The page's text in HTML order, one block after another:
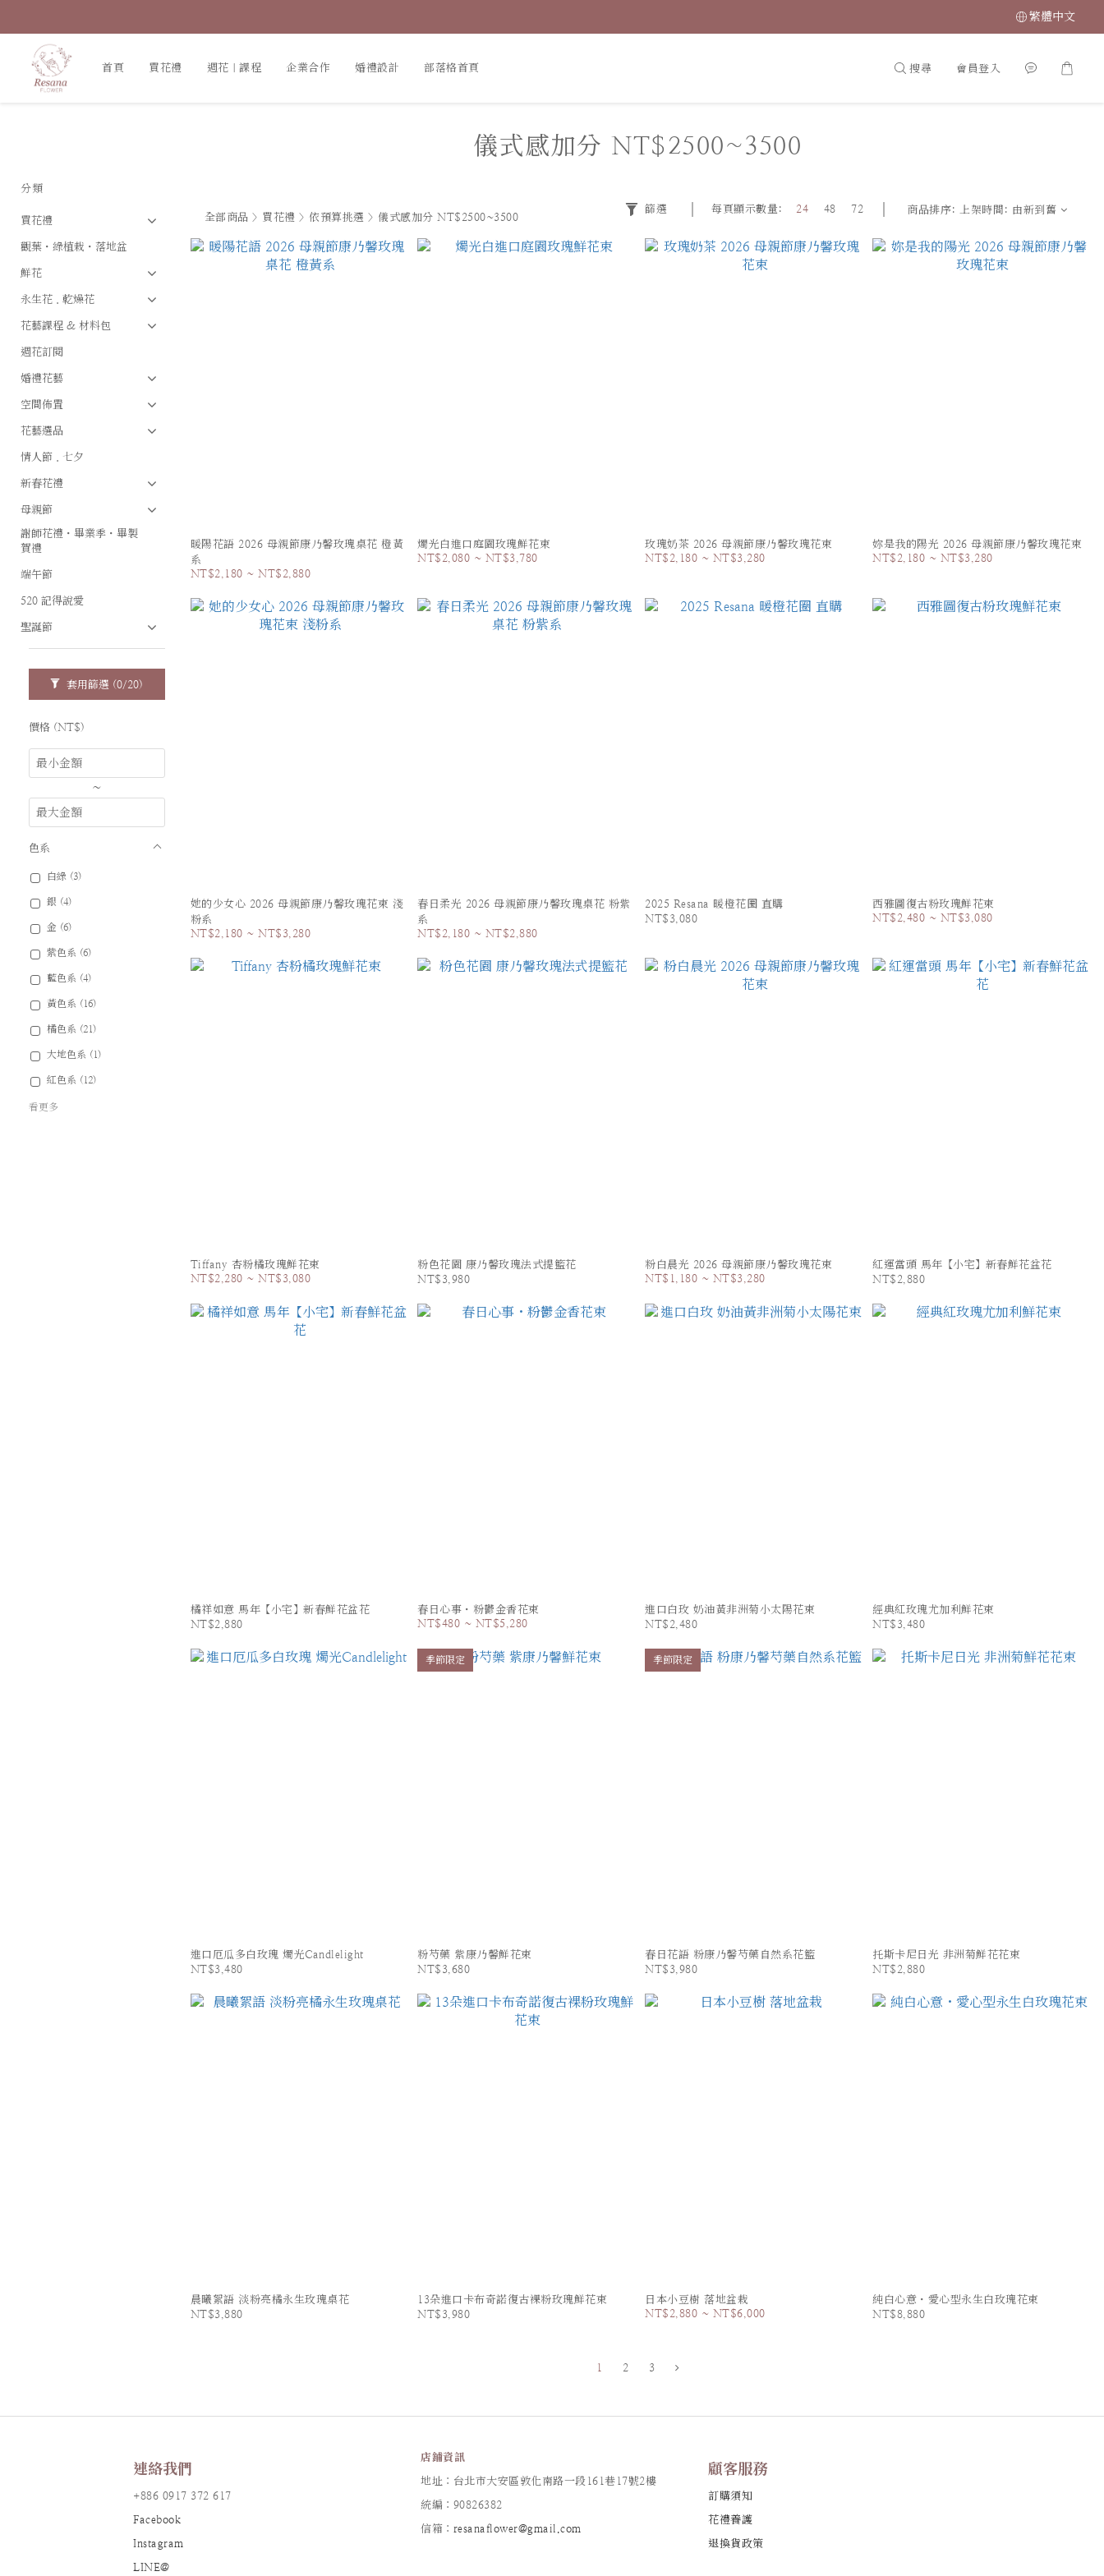
繁體中文
首頁 買花禮 週花｜課程 企業合作 婚禮設計 部落格首頁 搜尋 會員登入
分類
買花禮
觀葉・綠植栽・落地盆
鮮花
永生花．乾燥花
花藝課程 & 材料包
週花訂閱
婚禮花藝
空間佈置
花藝選品
情人節．七夕
新春花禮
母親節
謝師花禮・畢業季・畢製
賀禮
端午節
520 記得說愛
聖誕節
套用篩選 (0/20)
價格 (NT$)
~
色系
白綠 (3)
銀 (4)
金 (6)
紫色系 (6)
藍色系 (4)
黃色系 (16)
橘色系 (21)
大地色系 (1)
紅色系 (12)
看更多
儀式感加分 NT$2500~3500
全部商品 > 買花禮 >依預算挑選 >儀式感加分 NT$2500~3500
篩選 每頁顯示數量: 24 48 72 商品排序: 上架時間: 由新到舊
暖陽花語 2026 母親節康乃馨玫瑰桌花 橙黃
系
NT$2,180 ~ NT$2,880
燭光白進口庭園玫瑰鮮花束
NT$2,080 ~ NT$3,780
玫瑰奶茶 2026 母親節康乃馨玫瑰花束
NT$2,180 ~ NT$3,280
妳是我的陽光 2026 母親節康乃馨玫瑰花束
NT$2,180 ~ NT$3,280
她的少女心 2026 母親節康乃馨玫瑰花束 淺
粉系
NT$2,180 ~ NT$3,280
春日柔光 2026 母親節康乃馨玫瑰桌花 粉紫
系
NT$2,180 ~ NT$2,880
2025 Resana 暖橙花圈 直購
NT$3,080
西雅圖復古粉玫瑰鮮花束
NT$2,480 ~ NT$3,080
Tiffany 杏粉橘玫瑰鮮花束
NT$2,280 ~ NT$3,080
粉色花園 康乃馨玫瑰法式提籃花
NT$3,980
粉白晨光 2026 母親節康乃馨玫瑰花束
NT$1,180 ~ NT$3,280
紅運當頭 馬年【小宅】新春鮮花盆花
NT$2,880
橘祥如意 馬年【小宅】新春鮮花盆花
NT$2,880
春日心事・粉鬱金香花束
NT$480 ~ NT$5,280
進口白玫 奶油黃非洲菊小太陽花束
NT$2,480
經典紅玫瑰尤加利鮮花束
NT$3,480
進口厄瓜多白玫瑰 燭光Candlelight
NT$3,480
季節限定
粉芍藥 紫康乃馨鮮花束
NT$3,680
季節限定
春日花語 粉康乃馨芍藥自然系花籃
NT$3,980
托斯卡尼日光 非洲菊鮮花花束
NT$2,880
晨曦絮語 淡粉亮橘永生玫瑰桌花
NT$3,880
13朵進口卡布奇諾復古裸粉玫瑰鮮花束
NT$3,980
日本小豆樹 落地盆栽
NT$2,880 ~ NT$6,000
純白心意・愛心型永生白玫瑰花束
NT$8,880
1 2 3
連絡我們
+886 0917 372 617
Facebook
Instagram
LINE@
店鋪資訊
地址：台北市大安區敦化南路一段161巷17號2樓
統編：90826382
信箱： resanaflower@gmail.com
顧客服務
訂購須知
花禮養護
退換貨政策